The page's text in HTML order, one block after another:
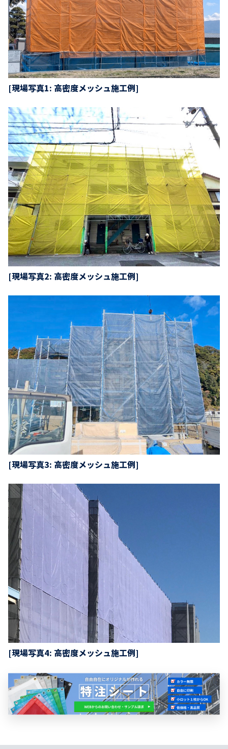
[現場写真1: 高密度メッシュ施工例]
[現場写真2: 高密度メッシュ施工例]
[現場写真3: 高密度メッシュ施工例]
[現場写真4: 高密度メッシュ施工例]